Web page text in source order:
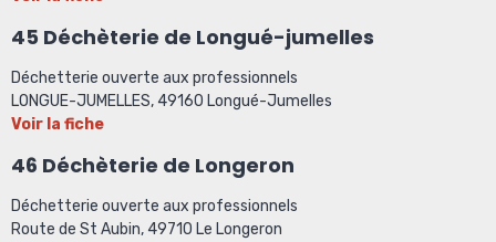
45 Déchèterie de Longué-jumelles
Déchetterie ouverte aux professionnels
LONGUE-JUMELLES, 49160 Longué-Jumelles
Voir la fiche
46 Déchèterie de Longeron
Déchetterie ouverte aux professionnels
Route de St Aubin, 49710 Le Longeron